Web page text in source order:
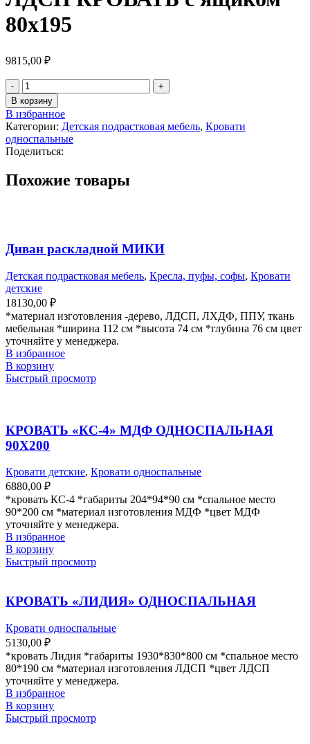
80х195
9815,00 ₽
В корзину
В избранное
Категории: Детская подрастковая мебель, Кровати
односпальные
Поделиться:
Похожие товары
Диван раскладной МИКИ
Детская подрастковая мебель, Кресла, пуфы, софы, Кровати
детские
18130,00 ₽
*материал изготовления -дерево, ЛДСП, ЛХДФ, ППУ, ткань
мебельная *ширина 112 см *высота 74 см *глубина 76 см цвет
уточняйте у менеджера.
В избранное
В корзину
Быстрый просмотр
КРОВАТЬ «КС-4» МДФ ОДНОСПАЛЬНАЯ
90Х200
Кровати детские, Кровати односпальные
6880,00 ₽
*кровать КС-4 *габариты 204*94*90 см *спальное место
90*200 см *материал изготовления МДФ *цвет МДФ
уточняйте у менеджера.
В избранное
В корзину
Быстрый просмотр
КРОВАТЬ «ЛИДИЯ» ОДНОСПАЛЬНАЯ
Кровати односпальные
5130,00 ₽
*кровать Лидия *габариты 1930*830*800 см *спальное место
80*190 см *материал изготовления ЛДСП *цвет ЛДСП
уточняйте у менеджера.
В избранное
В корзину
Быстрый просмотр